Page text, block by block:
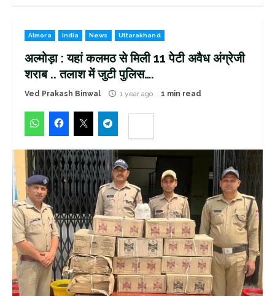
Almora India News Uttarakhand
अल्मोड़ा : यहां कलमठ से मिली 11 पेटी अवैध अंग्रेजी
शराब .. तलाश में जुटी पुलिस….
Ved Prakash Binwal 1 year ago 1 min read